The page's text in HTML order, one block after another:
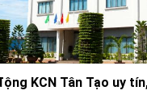
KCN Tân Tạo uy